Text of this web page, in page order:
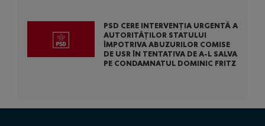
PSD CERE INTERVENȚIA URGENTĂ A
AUTORITĂȚILOR STATULUI
ÎMPOTRIVA ABUZURILOR COMISE
DE USR ÎN TENTATIVA DE A-L SALVA
PE CONDAMNATUL DOMINIC FRITZ